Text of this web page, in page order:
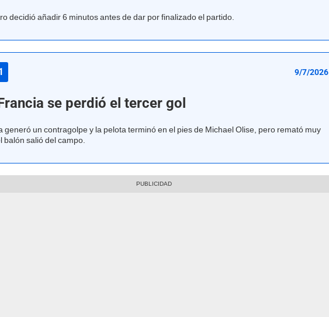
decidió añadir 6 minutos antes de dar por finalizado el partido.
9/7/2026
se perdió el tercer gol
generó un contragolpe y la pelota terminó en el pies de Michael Olise, pero remató muy
balón salió del campo.